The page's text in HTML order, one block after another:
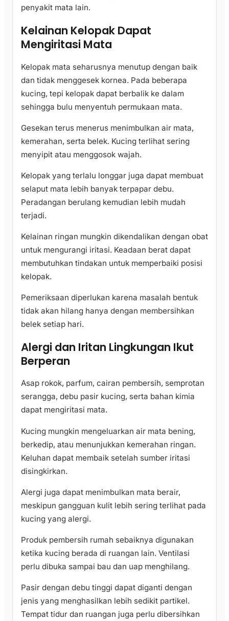
penyakit mata lain.
Kelainan Kelopak Dapat
Mengiritasi Mata
Kelopak mata seharusnya menutup dengan baik
dan tidak menggesek kornea. Pada beberapa
kucing, tepi kelopak dapat berbalik ke dalam
sehingga bulu menyentuh permukaan mata.
Gesekan terus menerus menimbulkan air mata,
kemerahan, serta belek. Kucing terlihat sering
menyipit atau menggosok wajah.
Kelopak yang terlalu longgar juga dapat membuat
selaput mata lebih banyak terpapar debu.
Peradangan berulang kemudian lebih mudah
terjadi.
Kelainan ringan mungkin dikendalikan dengan obat
untuk mengurangi iritasi. Keadaan berat dapat
membutuhkan tindakan untuk memperbaiki posisi
kelopak.
Pemeriksaan diperlukan karena masalah bentuk
tidak akan hilang hanya dengan membersihkan
belek setiap hari.
Alergi dan Iritan Lingkungan Ikut
Berperan
Asap rokok, parfum, cairan pembersih, semprotan
serangga, debu pasir kucing, serta bahan kimia
dapat mengiritasi mata.
Kucing mungkin mengeluarkan air mata bening,
berkedip, atau menunjukkan kemerahan ringan.
Keluhan dapat membaik setelah sumber iritasi
disingkirkan.
Alergi juga dapat menimbulkan mata berair,
meskipun gangguan kulit lebih sering terlihat pada
kucing yang alergi.
Produk pembersih rumah sebaiknya digunakan
ketika kucing berada di ruangan lain. Ventilasi
perlu dibuka sampai bau dan uap menghilang.
Pasir dengan debu tinggi dapat diganti dengan
jenis yang menghasilkan lebih sedikit partikel.
Tempat tidur dan ruangan juga perlu dibersihkan